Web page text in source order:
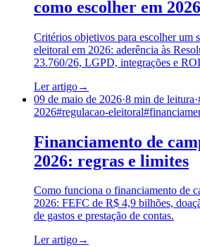
como escolher em 2026
Critérios objetivos para escolher um
eleitoral em 2026: aderência às
23.760/26, LGPD, integrações e
Ler artigo→
09 de maio de 2026·8 min de leitura·
2026#regulacao-eleitoral#
Financiamento de
2026: regras e limites
Como funciona o financiamento de
2026: FEFC de R$ 4,9 bilhões,
de gastos e prestação de contas.
Ler artigo→